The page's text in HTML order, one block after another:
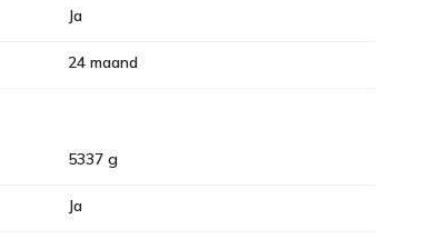
Ja
24 maand
5337 g
Ja